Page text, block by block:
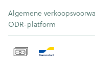
Algemene
ODR-platform